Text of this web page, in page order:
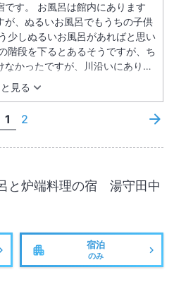
見る
です。 お風呂は館内にあります
が、ぬるいお風呂でもうちの子供
少しぬるいお風呂があればと思い
階段を下るとあるそうですが、ち
なかったですが、川沿いにあり良
てもおいしくて、お肉や地の野菜
の方も親切な人ばかりなので、落
1 2
と炉端料理の宿 湯守田中
宿泊
のみ